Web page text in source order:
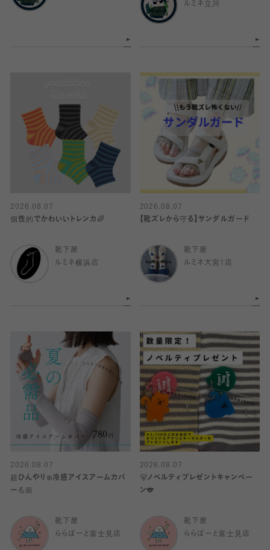
ルミネ立川
2026.08.07
個性的でかわいいトレンカ🌈
靴下屋
ルミネ横浜店
2026.08.07
【靴ズレから守る】サンダルガード
靴下屋
ルミネ大宮1店
2026.08.07
超ひんやり❄️冷感アイスアームカバ
ー💪🏼
靴下屋
ららぽーと富士見店
2026.08.07
🐻ノベルティプレゼントキャンペー
ン🐨
靴下屋
ららぽーと富士見店